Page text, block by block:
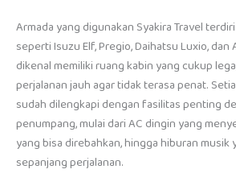
Armada yang digunakan Syakira Travel
seperti Isuzu Elf, Pregio, Daihatsu Luxio, dan
dikenal memiliki ruang kabin yang cukup
perjalanan jauh agar tidak terasa penat.
sudah dilengkapi dengan fasilitas penting
penumpang, mulai dari AC dingin yang
yang bisa direbahkan, hingga hiburan musik
sepanjang perjalanan.